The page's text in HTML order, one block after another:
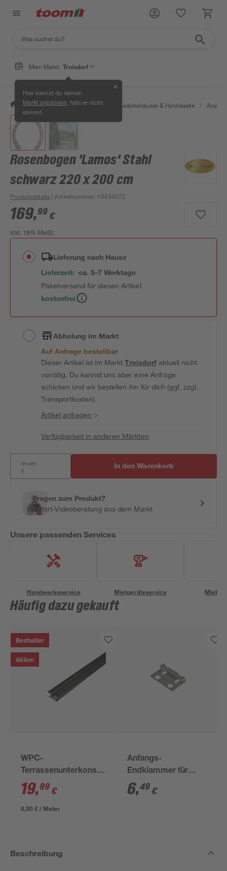
Mein Markt: Troisdorf
Hier kannst du deinen
Markt anpassen , falls er nicht
stimmt.
✕
/ Garten & Freizeit / Anzucht, Gewächshäuser & Hochbeete /
Rosenbogen 'Lamos' Stahl
schwarz 220 x 200 cm
Produktdetails | Artikelnummer: 10494072
169,99 €
inkl. 19% MwSt.
Lieferung nach Hause
Lieferzeit: ca. 5-7 Werktage
Paketversand für diesen Artikel
kostenfrei
Abholung im Markt
Auf Anfrage bestellbar
Dieser Artikel ist im MarktTroisdorfaktuell nicht
vorrätig. Du kannst uns aber eine Anfrage
schicken und wir bestellen ihn für dich (ggf. zzgl.
Transportkosten).
Artikel anfragen >
Verfügbarkeit in anderen Märkten
Anzahl: In den Warenkorb
Fragen zum Produkt?
Sofort-Videoberatung aus dem Markt
Unsere passenden Services
Handwerksservice Mietgeräteservice
Häufig dazu gekauft
Bestseller
Aktion
WPC-
Terrassenunterkonstruktion
anthrazit 2500 x 60 x
30 mm
19,99 €
8,00 € / Meter
Anfangs-
Endklammer für
WPC-Dielen, 10 Stück
6,49 €
Beschreibung